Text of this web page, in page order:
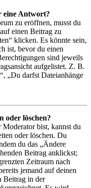
eine Antwort?
zu eröffnen, musst du
einen Beitrag zu
klicken. Es könnte sein,
ist, bevor du einen
sind jeweils
aufgelistet. Z. B.
„Du darfst Dateianhänge
oder löschen?
bist, kannst du
oder löschen. Du
du das „Ändere
Beitrag anklickst;
Zeitraum nach
jemand auf deinen
Beitrag in der